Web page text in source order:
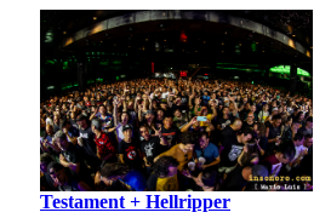
Testament + Hellripper